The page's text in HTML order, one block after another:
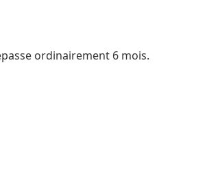
ordinairement 6 mois.